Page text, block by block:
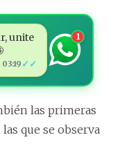
unite
03:19 ✓✓
1
las primeras
que se observa